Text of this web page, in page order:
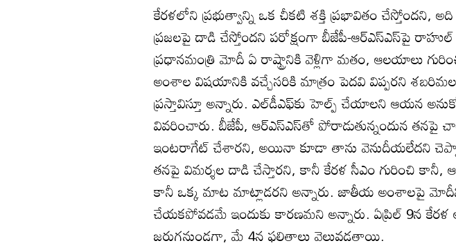
కేరళలోని ప్రభుత్వాన్ని ఒక చీకటి శక్తి ప్రభావితం చేస్తోందని,
ప్రజలపై దాడి చేస్తోందని పరోక్షంగా బీజేపీ-ఆర్ఎస్ఎస్‌పై రాహుల్
ప్రధానమంత్రి మోదీ ఏ రాష్ట్రానికి వెళ్లిగా మతం, ఆలయాలు
అంశాల విషయానికి వచ్చేసరికి మాత్రం పెదవి విప్పరని శబరిమల
ప్రస్తావిస్తూ అన్నారు. ఎల్‌డీఎఫ్‌కు హెల్ప్ చేయాలని ఆయన
వివరించారు. బీజేపీ, ఆర్‌ఎస్ఎస్‌తో పోరాడుతున్నందున తనపై
ఇంటరాగేట్ చేశారని, అయినా కూడా తాను వెనుదీయలేదని
తనపై విమర్శల దాడి చేస్తారని, కానీ కేరళ సీఎం గురించి కానీ,
కానీ ఒక్క మాట మాట్లాడరని అన్నారు. జాతీయ అంశాలపై మోదీని
చేయకపోవడమే ఇందుకు కారణమని అన్నారు. ఏప్రిల్ 9న కేరళ
జరుగనుండగా, మే 4న ఫలితాలు వెలువడతాయి.